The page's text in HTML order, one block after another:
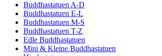
Buddhastatuen A-D
Buddhastatuen E-L
Buddhastatuen M-S
Buddhastatuen T-Z
Edle Buddhastatuen
Mini & Kleine Buddhastatuen